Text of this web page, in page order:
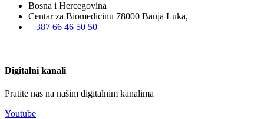
Bosna i Hercegovina
Centar za Biomedicinu 78000 Banja Luka,
+ 387 66 46 50 50
Digitalni kanali
Pratite nas na našim digitalnim kanalima
Youtube